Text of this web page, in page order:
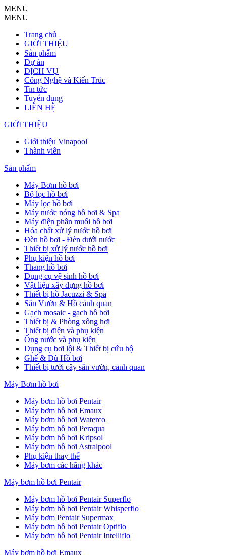
MENU
MENU
Trang chủ
GIỚI THIỆU
Sản phẩm
Dự án
DỊCH VỤ
Công Nghệ và Kiến Trúc
Tin tức
Tuyển dụng
LIÊN HỆ
GIỚI THIỆU
Giới thiệu Vinapool
Thành viên
Sản phẩm
Máy Bơm hồ bơi
Bộ lọc hồ bơi
Máy lọc hồ bơi
Máy nước nóng hồ bơi & Spa
Máy điện phân muối hồ bơi
Hóa chất xử lý nước hồ bơi
Đèn hồ bơi - Đèn dưới nước
Thiết bị xử lý nước hồ bơi
Phụ kiện hồ bơi
Thang hồ bơi
Dụng cụ vệ sinh hồ bơi
Vật liệu xây dựng hồ bơi
Thiết bị hồ Jacuzzi & Spa
Sân Vườn & Hồ cảnh quan
Gạch mosaic - gạch hồ bơi
Thiết bị & Phòng xông hơi
Thiết bị điện và phụ kiện
Ống nước và phụ kiện
Dụng cụ bơi lội & Thiết bị cứu hộ
Ghế & Dù Hồ bơi
Thiết bị tưới cây sân vườn, cảnh quan
Máy Bơm hồ bơi
Máy bơm hồ bơi Pentair
Máy bơm hồ bơi Emaux
Máy bơm hồ bơi Waterco
Máy bơm hồ bơi Peraqua
Máy bơm hồ bơi Kripsol
Máy bơm hồ bơi Astralpool
Phụ kiện thay thế
Máy bơm các hãng khác
Máy bơm hồ bơi Pentair
Máy bơm hồ bơi Pentair Superflo
Máy bơm hồ bơi Pentair Whisperflo
Máy bơm Pentair Supermax
Máy bơm hồ bơi Pentair Optiflo
Máy bơm hồ bơi Pentair Intelliflo
Máy bơm hồ bơi Emaux